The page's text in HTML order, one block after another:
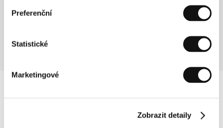
Preferenční
Statistické
Marketingové
Zobrazit detaily
Režie: Zdeněk Tyc / Česká republika, Francie, 1993,